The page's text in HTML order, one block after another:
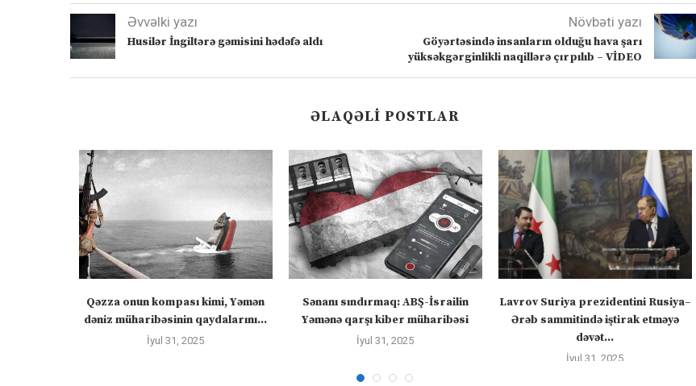
Əvvəlki yazı
Husilər İngiltərə gəmisini hədəfə aldı
Növbəti yazı
Göyərtəsində insanların olduğu hava şarı
yüksəkgərginlikli naqillərə çırpılıb – VİDEO
ƏLAQƏLI POSTLAR
Qəzza onun kompası kimi, Yəmən
dəniz müharibəsinin qaydalarını...
İyul 31, 2025
Sənanı sındırmaq: ABŞ-İsrailin
Yəmənə qarşı kiber müharibəsi
İyul 31, 2025
Lavrov Suriya prezidentini Rusiya–
Ərəb sammitində iştirak etməyə
dəvət...
İyul 31, 2025